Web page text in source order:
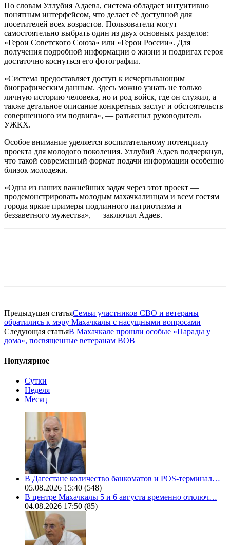
По словам Уллубия Адаева, система обладает интуитивно
понятным интерфейсом, что делает её доступной для
посетителей всех возрастов. Пользователи могут
самостоятельно выбрать один из двух основных разделов:
«Герои Советского Союза» или «Герои России». Для
получения подробной информации о жизни и подвигах героя
достаточно коснуться его фотографии.
«Система предоставляет доступ к исчерпывающим
биографическим данным. Здесь можно узнать не только
личную историю человека, но и род войск, где он служил, а
также детальное описание конкретных заслуг и обстоятельств
совершенного им подвига», — разъяснил руководитель
УЖКХ.
Особое внимание уделяется воспитательному потенциалу
проекта для молодого поколения. Уллубий Адаев подчеркнул,
что такой современный формат подачи информации особенно
близок молодежи.
«Одна из наших важнейших задач через этот проект —
продемонстрировать молодым махачкалинцам и всем гостям
города яркие примеры подлинного патриотизма и
беззаветного мужества», — заключил Адаев.
Предыдущая статьяСемьи участников СВО и ветераны
обратились к мэру Махачкалы с насущными вопросами
Следующая статьяВ Махачкале прошли особые «Парады у
дома», посвященные ветеранам ВОВ
Популярное
Сутки
Неделя
Месяц
В Дагестане количество банкоматов и POS-терминал…
05.08.2026 15:40 (548)
В центре Махачкалы 5 и 6 августа временно отключ…
04.08.2026 17:50 (85)